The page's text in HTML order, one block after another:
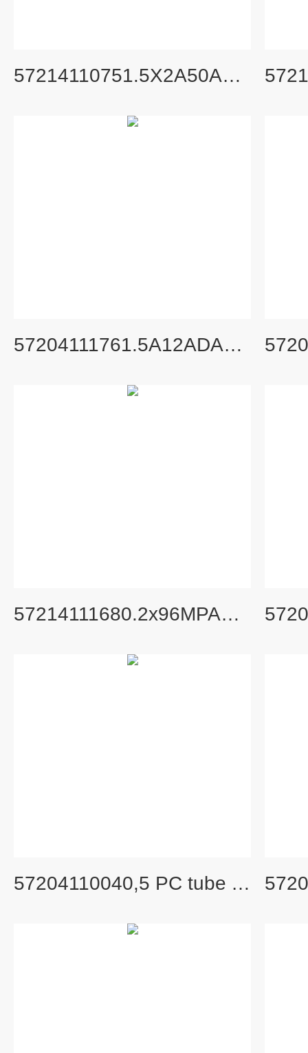
57214110751.5X2A50ADAPTOR(2PCS/SET)旧货号S407652A
57204111761.5A12ADAPTOR(10PCS/SET)旧货号336682A
57214111680.2x96MPADAPTOR(2PCS/SET)旧货号S408786A
57204110040,5 PC tube Tube-UC 旧货号： S300533A